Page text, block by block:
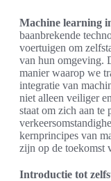
Machine learning
baanbrekende
voertuigen om
van hun omgeving.
manier waarop we
integratie van
niet alleen veiliger
staat om zich aan te
kernprincipes van
zijn op de toekomst
Introductie tot